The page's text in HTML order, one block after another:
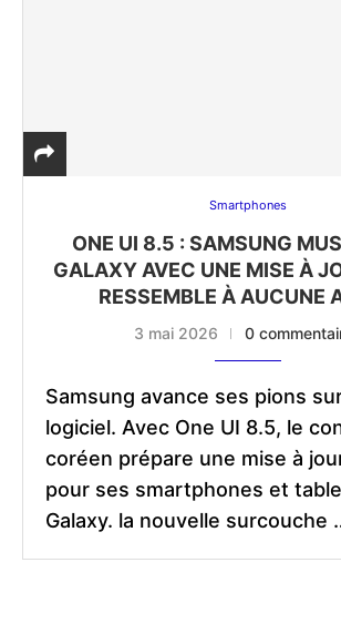
Smartphones
ONE UI 8.5 : SAMSUNG
GALAXY AVEC UNE MISE À
RESSEMBLE À AUCUNE
3 mai 2026 0
Samsung avance ses pions
logiciel. Avec One UI 8.5, le
coréen prépare une mise à
pour ses smartphones et
Galaxy. la nouvelle surcouche